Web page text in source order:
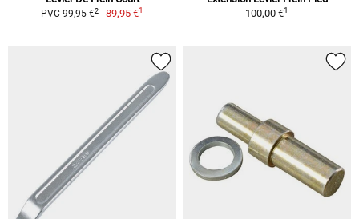
PVC 99,95 €2 89,95 €1
100,00 €1